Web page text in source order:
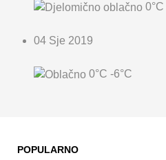
0°C
04 Sje 2019
0°C -6°C
POPULARNO